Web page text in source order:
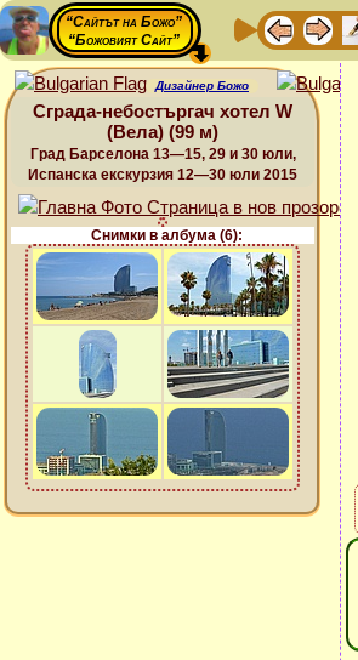
“Сайтът на Божо”
“Божовият Сайт”
Дизайнер Божо
Сграда-небостъргач хотел W
(Вела) (99 м)
Град Барселона 13—15, 29 и 30 юли,
Испанска екскурзия 12—30 юли 2015
Снимки в албума (6):